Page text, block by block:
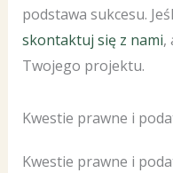
podstawa sukcesu.
skontaktuj się z nami,
Twojego projektu.
Kwestie prawne i
Kwestie prawne i